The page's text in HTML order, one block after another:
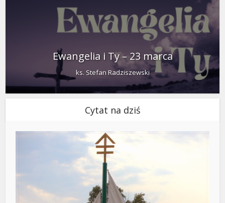
Ewangelia i Ty – 23 marca
ks. Stefan Radziszewski
Cytat na dziś